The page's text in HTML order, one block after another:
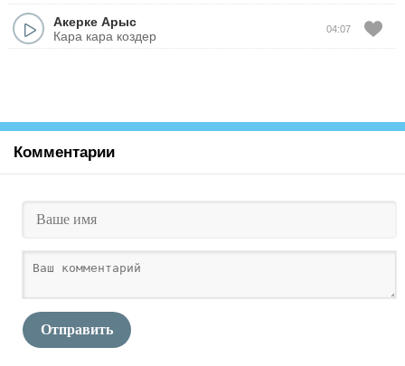
Акерке Арыс
Кара кара коздер
04:07
Комментарии
Отправить